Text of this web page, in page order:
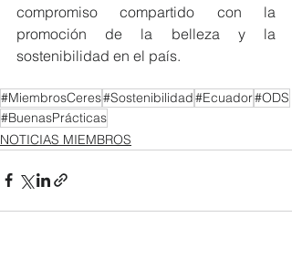
compromiso compartido con la
promoción de la belleza y la
sostenibilidad en el país.
#MiembrosCeres#Sostenibilidad#Ecuador#ODS
#BuenasPrácticas
NOTICIAS MIEMBROS